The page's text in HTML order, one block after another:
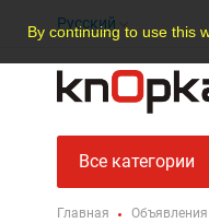
By continuing to use this
Русский
Все категории
Главная